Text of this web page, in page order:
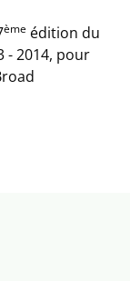
ème édition du
- 2014, pour